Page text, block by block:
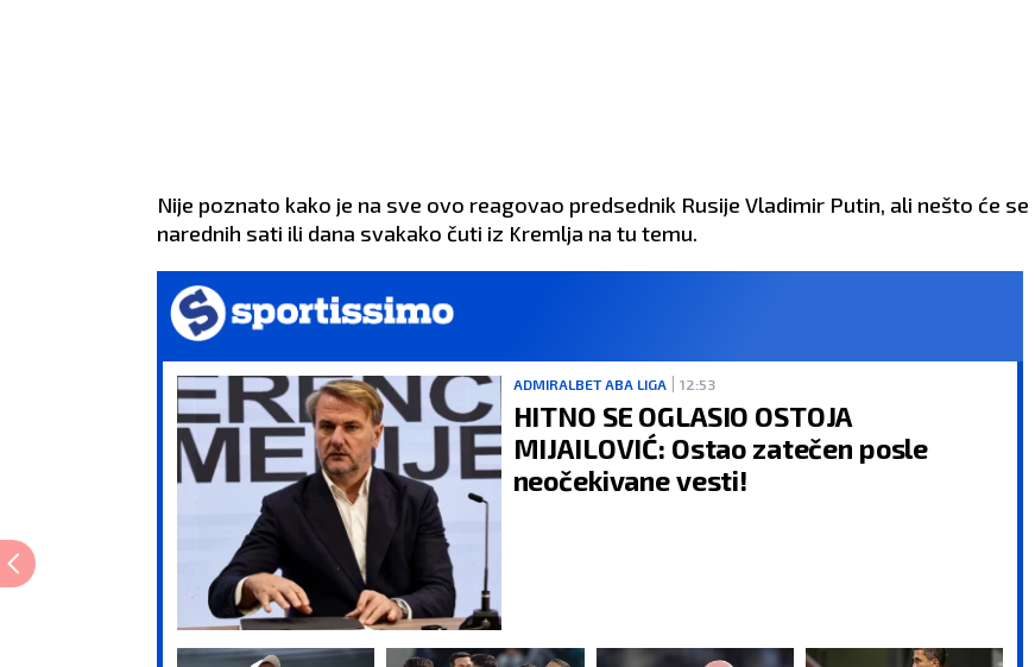
Nije poznato kako je na sve ovo reagovao predsednik Rusije Vladimir Putin, ali nešto će se
narednih sati ili dana svakako čuti iz Kremlja na tu temu.
ADMIRALBET ABA LIGA 12:53
HITNO SE OGLASIO OSTOJA
MIJAILOVIĆ: Ostao zatečen posle
neočekivane vesti!